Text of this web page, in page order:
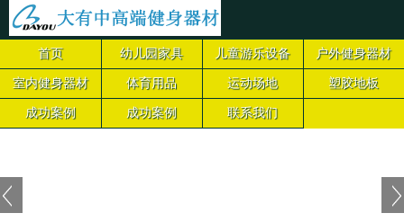
首页 幼儿园家具 儿童游乐设备 户外健身器材
室内健身器材 体育用品 运动场地 塑胶地板
成功案例 成功案例 联系我们